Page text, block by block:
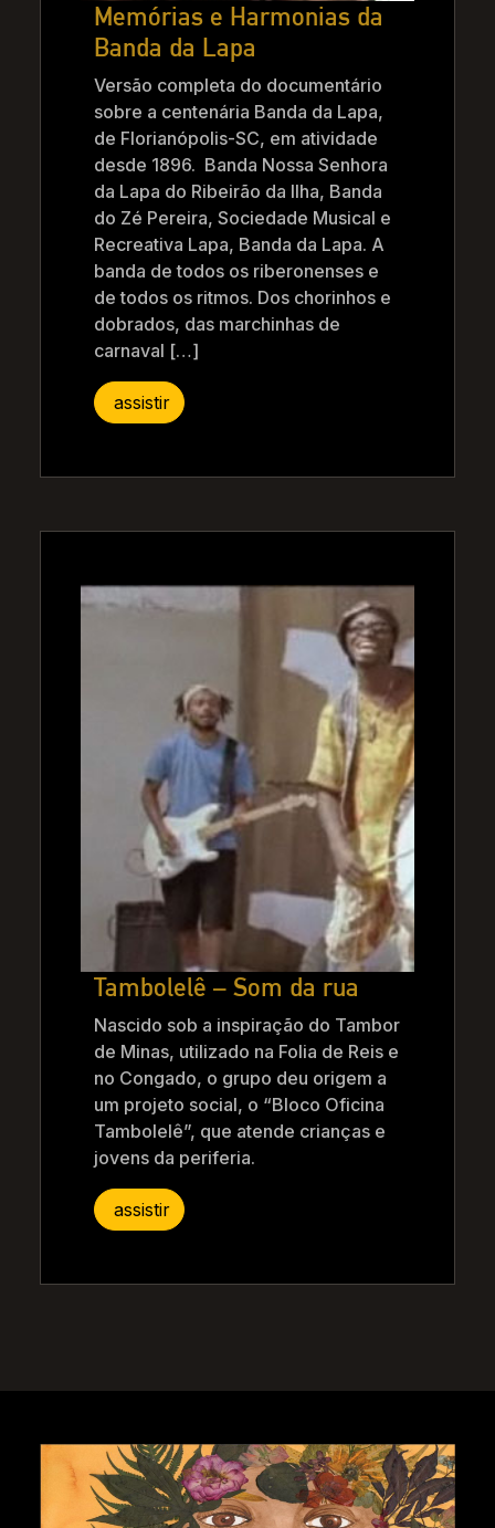
Memórias e Harmonias da
Banda da Lapa
Versão completa do documentário
sobre a centenária Banda da Lapa,
de Florianópolis-SC, em atividade
desde 1896. Banda Nossa Senhora
da Lapa do Ribeirão da Ilha, Banda
do Zé Pereira, Sociedade Musical e
Recreativa Lapa, Banda da Lapa. A
banda de todos os riberonenses e
de todos os ritmos. Dos chorinhos e
dobrados, das marchinhas de
carnaval […]
assistir
Tambolelê – Som da rua
Nascido sob a inspiração do Tambor
de Minas, utilizado na Folia de Reis e
no Congado, o grupo deu origem a
um projeto social, o “Bloco Oficina
Tambolelê”, que atende crianças e
jovens da periferia.
assistir